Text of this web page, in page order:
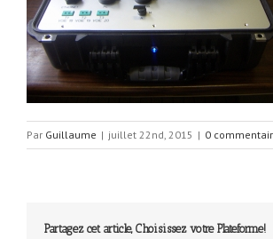
Par Guillaume | juillet 22nd, 2015 | 0
Partagez cet article, Choisissez votre Plateforme!